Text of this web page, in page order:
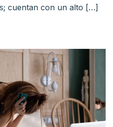
cuentan con un alto […]